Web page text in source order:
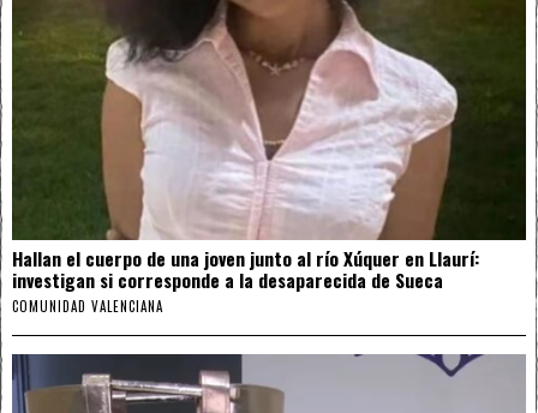
Hallan el cuerpo de una joven junto al río Xúquer en Llaurí:
investigan si corresponde a la desaparecida de Sueca
COMUNIDAD VALENCIANA